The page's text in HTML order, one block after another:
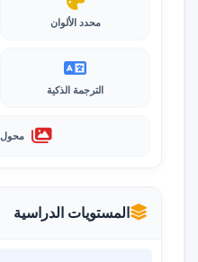
محدد الألوان
الترجمة الذكية
محول PDF إلى صور
المستويات الدراسية